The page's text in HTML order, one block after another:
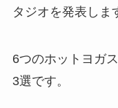
タジオを発表しま
6つのホットヨガ
3選です。